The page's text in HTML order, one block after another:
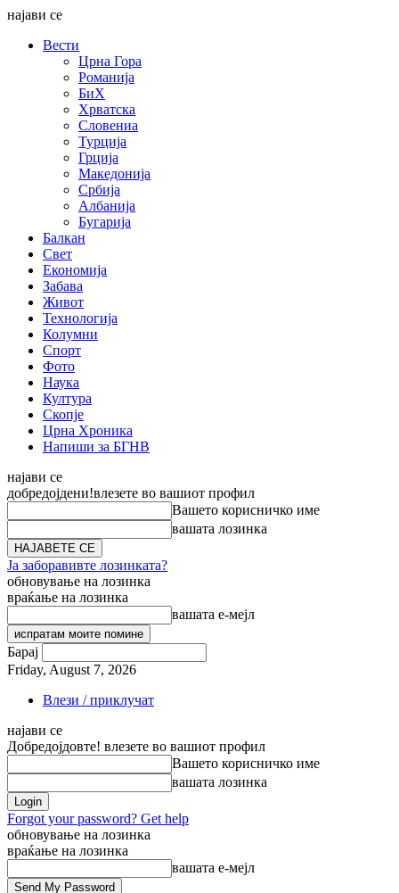
најави се
Вести
Црна Гора
Романија
БиХ
Хрватска
Словениа
Турција
Грција
Македонија
Србија
Албанија
Бугарија
Балкан
Свет
Економија
Забава
Живот
Технологија
Колумни
Спорт
Фото
Наука
Култура
Скопје
Црна Хроника
Напиши за БГНВ
најави се
добредојдени!влезете во вашиот профил
Вашето корисничко име
вашата лозинка
Ја заборавивте лозинката?
обновување на лозинка
враќање на лозинка
вашата е-мејл
Барај
Friday, August 7, 2026
Влези / приклучат
најави се
Добредојдовте! влезете во вашиот профил
Вашето корисничко име
вашата лозинка
Forgot your password? Get help
обновување на лозинка
враќање на лозинка
вашата е-мејл